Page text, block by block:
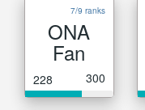
7/9 ranks
ONA
Fan
228 300